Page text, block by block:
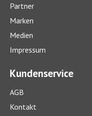
Partner
Marken
Medien
Impressum
Kundenservice
AGB
Kontakt